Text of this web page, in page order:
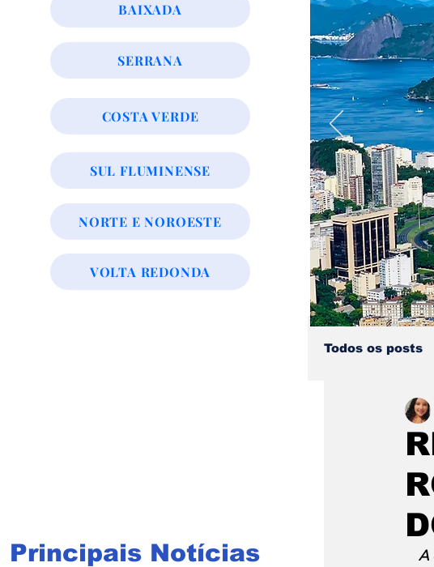
BAIXADA
SERRANA
COSTA VERDE
SUL FLUMINENSE
NORTE E NOROESTE
VOLTA REDONDA
Principais Notícias
Todos os posts
Estado do
Dois cafés
A